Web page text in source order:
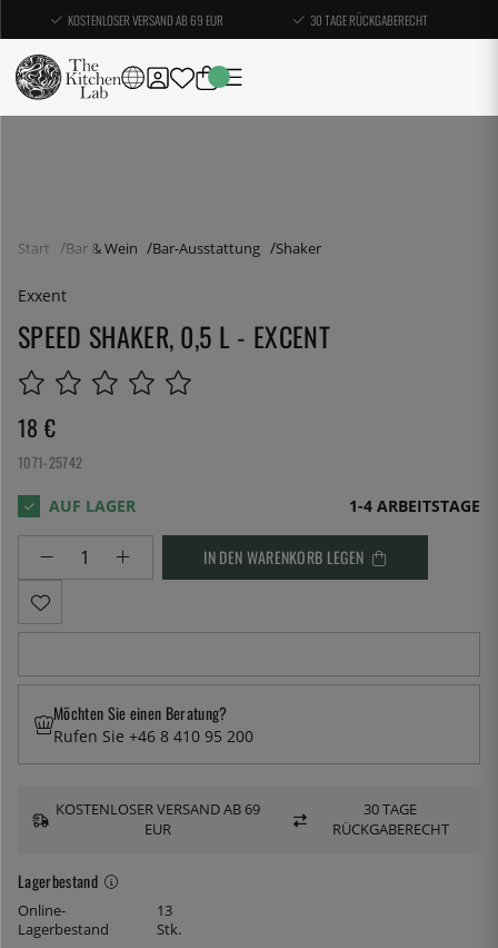
KOSTENLOSER VERSAND AB 69 EUR 30 TAGE RÜCKGABERECHT
Start Bar & Wein Bar-Ausstattung Shaker
Exxent
SPEED SHAKER, 0,5 L - EXCENT
18 €
1071-25742
1-4 ARBEITSTAGE
IN DEN WARENKORB LEGEN
Lagerbestand
Online-
Lagerbestand
13
Stk.
Möchten Sie einen Beratung?
Rufen Sie +46 8 410 95 200
KOSTENLOSER VERSAND AB 69
EUR
30 TAGE
RÜCKGABERECHT